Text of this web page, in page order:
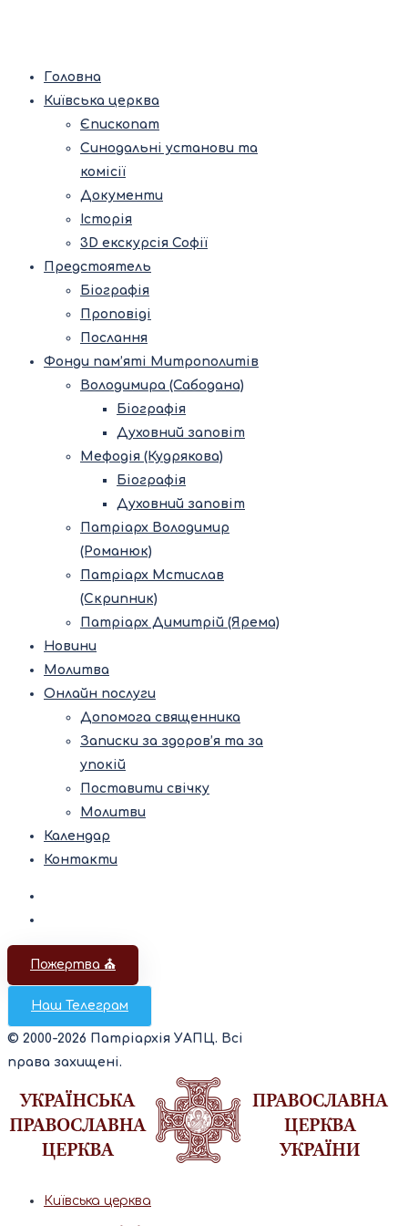
Головна
Київська церква
Єпископат
Синодальні установи та
комісії
Документи
Історія
3D екскурсія Софії
Предстоятель
Біографія
Проповіді
Послання
Фонди пам’яті Митрополитів
Володимира (Сабодана)
Біографія
Духовний заповіт
Мефодія (Кудрякова)
Біографія
Духовний заповіт
Патріарх Володимир
(Романюк)
Патріарх Мстислав
(Скрипник)
Патріарх Димитрій (Ярема)
Новини
Молитва
Онлайн послуги
Допомога священника
Записки за здоров’я та за
упокій
Поставити свічку
Молитви
Календар
Контакти
Пожертва ⛪️
Наш Телеграм
© 2000-2026 Патріархія УАПЦ. Всі
права захищені.
Київська церква